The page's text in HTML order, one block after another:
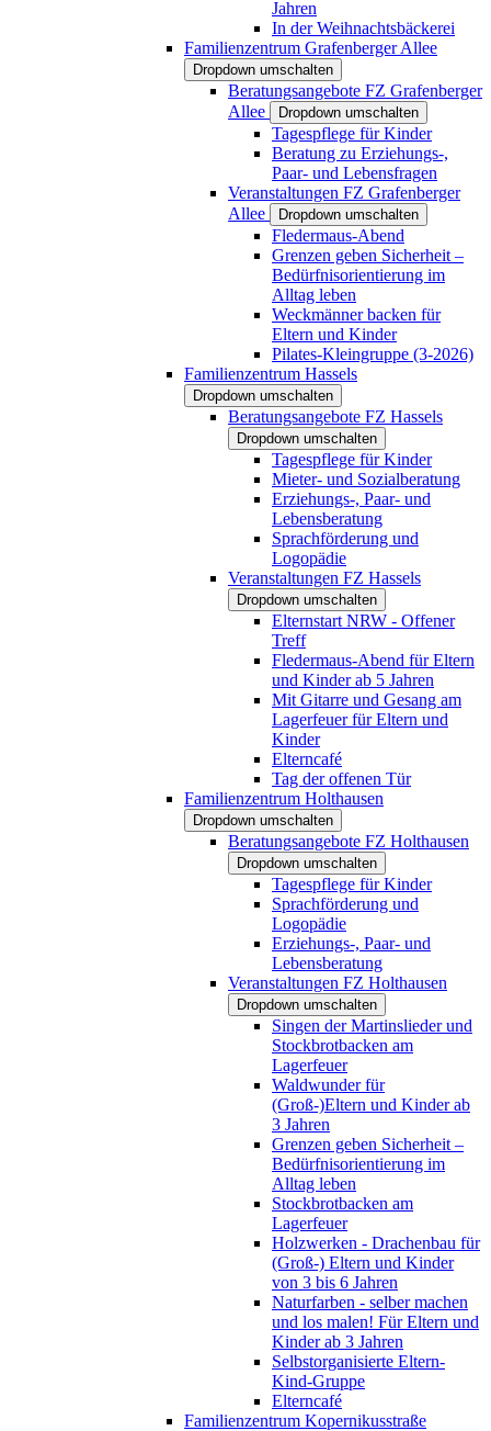
Jahren
In der Weihnachtsbäckerei
Familienzentrum Grafenberger Allee
Dropdown umschalten
Beratungsangebote FZ Grafenberger
Allee
Dropdown umschalten
Tagespflege für Kinder
Beratung zu Erziehungs-,
Paar- und Lebensfragen
Veranstaltungen FZ Grafenberger
Allee
Dropdown umschalten
Fledermaus-Abend
Grenzen geben Sicherheit –
Bedürfnisorientierung im
Alltag leben
Weckmänner backen für
Eltern und Kinder
Pilates-Kleingruppe (3-2026)
Familienzentrum Hassels
Dropdown umschalten
Beratungsangebote FZ Hassels
Dropdown umschalten
Tagespflege für Kinder
Mieter- und Sozialberatung
Erziehungs-, Paar- und
Lebensberatung
Sprachförderung und
Logopädie
Veranstaltungen FZ Hassels
Dropdown umschalten
Elternstart NRW - Offener
Treff
Fledermaus-Abend für Eltern
und Kinder ab 5 Jahren
Mit Gitarre und Gesang am
Lagerfeuer für Eltern und
Kinder
Elterncafé
Tag der offenen Tür
Familienzentrum Holthausen
Dropdown umschalten
Beratungsangebote FZ Holthausen
Dropdown umschalten
Tagespflege für Kinder
Sprachförderung und
Logopädie
Erziehungs-, Paar- und
Lebensberatung
Veranstaltungen FZ Holthausen
Dropdown umschalten
Singen der Martinslieder und
Stockbrotbacken am
Lagerfeuer
Waldwunder für
(Groß-)Eltern und Kinder ab
3 Jahren
Grenzen geben Sicherheit –
Bedürfnisorientierung im
Alltag leben
Stockbrotbacken am
Lagerfeuer
Holzwerken - Drachenbau für
(Groß-) Eltern und Kinder
von 3 bis 6 Jahren
Naturfarben - selber machen
und los malen! Für Eltern und
Kinder ab 3 Jahren
Selbstorganisierte Eltern-
Kind-Gruppe
Elterncafé
Familienzentrum Kopernikusstraße